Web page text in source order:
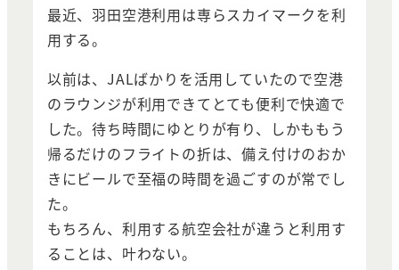
最近、羽田空港利用は専らスカイマークを利
用する。
以前は、JALばかりを活用していたので空港
のラウンジが利用できてとても便利で快適で
した。待ち時間にゆとりが有り、しかももう
帰るだけのフライトの折は、備え付けのおか
きにビールで至福の時間を過ごすのが常でし
た。
もちろん、利用する航空会社が違うと利用す
ることは、叶わない。